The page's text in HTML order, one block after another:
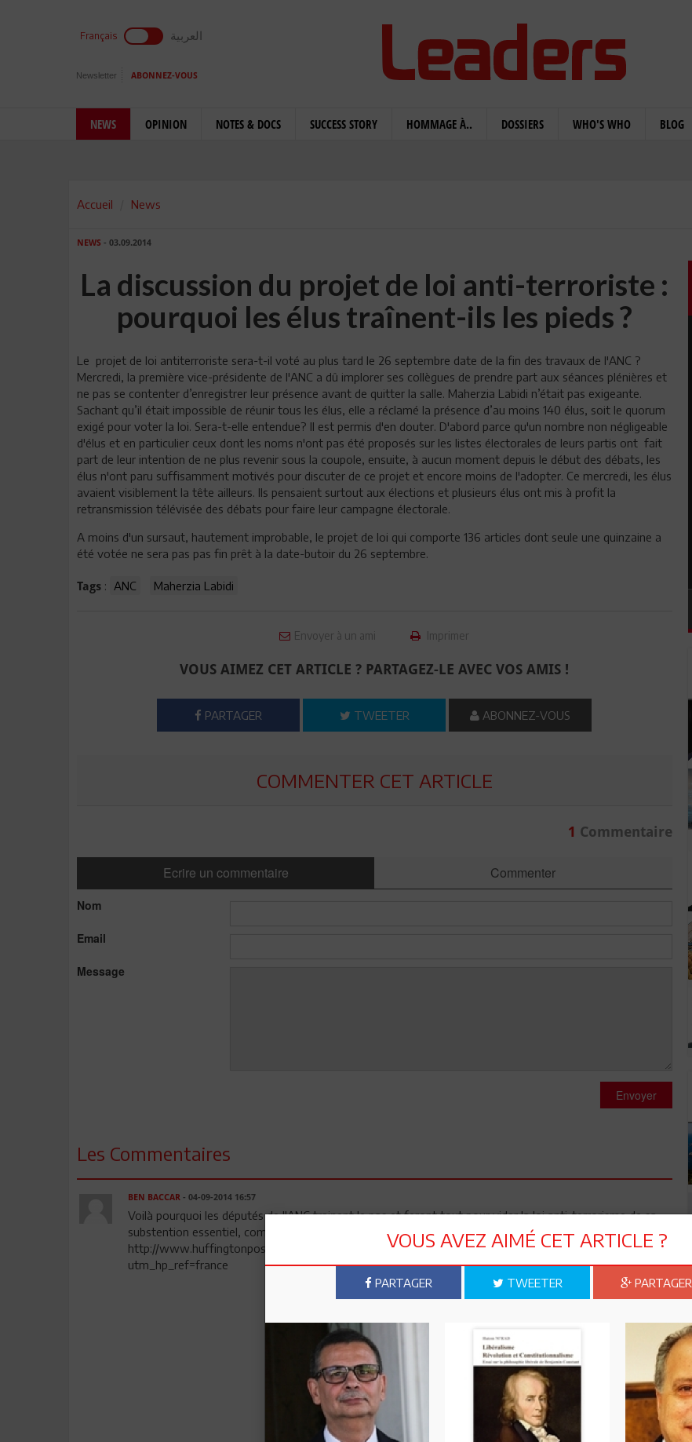
Français العربية
Newsletter ABONNEZ-VOUS
NEWS OPINION NOTES & DOCS SUCCESS STORY HOMMAGE À.. DOSSIERS WHO'S WHO BLOG
Accueil News
NEWS - 03.09.2014
La discussion du projet de loi anti-terroriste :
pourquoi les élus traînent-ils les pieds ?
Le projet de loi antiterroriste sera-t-il voté au plus tard le 26 septembre date de la fin des travaux de l'ANC ?
Mercredi, la première vice-présidente de l'ANC a dû implorer ses collègues de prendre part aux séances plénières et
ne pas se contenter d’enregistrer leur présence avant de quitter la salle. Maherzia Labidi n’était pas exigeante.
Sachant qu’il était impossible de réunir tous les élus, elle a réclamé la présence d’au moins 140 élus, soit le quorum
exigé pour voter la loi. Sera-t-elle entendue? Il est permis d'en douter. D'abord parce qu'un nombre non négligeable
d'élus et en particulier ceux dont les noms n'ont pas été proposés sur les listes électorales de leurs partis ont fait
part de leur intention de ne plus revenir sous la coupole, ensuite, à aucun moment depuis le début des débats, les
élus n'ont paru suffisamment motivés pour discuter de ce projet et encore moins de l'adopter. Ce mercredi, les élus
avaient visiblement la tête ailleurs. Ils pensaient surtout aux élections et plusieurs élus ont mis à profit la
retransmission télévisée des débats pour faire leur campagne électorale.
A moins d'un sursaut, hautement improbable, le projet de loi qui comporte 136 articles dont seule une quinzaine a
été votée ne sera pas pas fin prêt à la date-butoir du 26 septembre.
Tags : ANC Maherzia Labidi
Envoyer à un ami Imprimer
VOUS AIMEZ CET ARTICLE ? PARTAGEZ-LE AVEC VOS AMIS !
PARTAGER TWEETER ABONNEZ-VOUS
COMMENTER CET ARTICLE
1 Commentaire
Ecrire un commentaire Commenter
Nom
Email
Message
Envoyer
Les Commentaires
BEN BACCAR- 04-09-2014 16:57
Voilà pourquoi les députés de l'ANC trainent le pas et feront tout pour vider la loi anti-terrorisme de sa
substention essentiel, combattre le terrorisme islamiste. Lire cet article :
http://www.huffingtonpost.fr/alastair-crooke/etat-islamique-arabie-saoudite_b_5761184.html?
utm_hp_ref=france
VOUS AVEZ AIMÉ CET ARTICLE ?
PARTAGER TWEETER PARTAGER